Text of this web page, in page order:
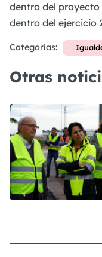
dentro del proyecto
dentro del ejercicio
Categorías:
Otras